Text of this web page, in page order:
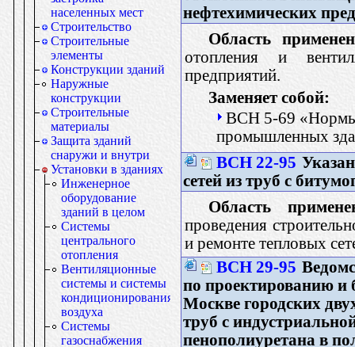
населенных мест
Строительство
Строительные
элементы
Конструкции зданий
Наружные
конструкции
Строительные
материалы
Защита зданий
снаружи и внутри
Установки в зданиях
Инженерное
оборудование
зданий в целом
Системы
центрального
отопления
Вентиляционные
системы и системы
кондиционирования
воздуха
Системы
газоснабжения
нефтехимических
Область
отопления и
предприятий.
Заменяет собой:
ВСН 5-69 «Нормы
промышленных
ВСН 22-95
сетей из труб с
Область
проведения
и ремонте тепловых
ВСН 29-95
по проектированию и
Москве городских
труб с
пенополиуретана в